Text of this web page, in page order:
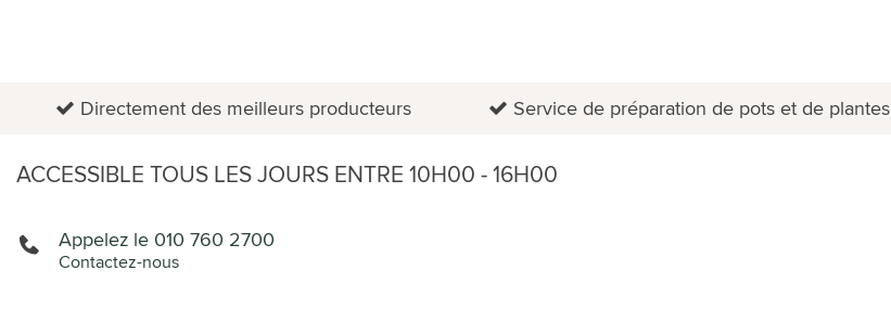
Directement des meilleurs producteurs Service de préparation de pots et de plantes
ACCESSIBLE TOUS LES JOURS ENTRE 10H00 - 16H00
Appelez le 010 760 2700
Contactez-nous